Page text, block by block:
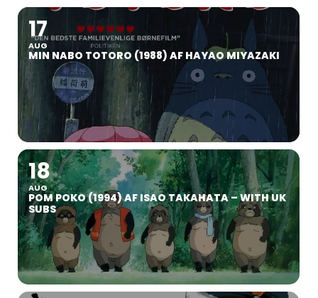
17
AUG
MIN NABO TOTORO (1988) AF HAYAO MIYAZAKI
18
AUG
POM POKO (1994) AF ISAO TAKAHATA – WITH UK
SUBS